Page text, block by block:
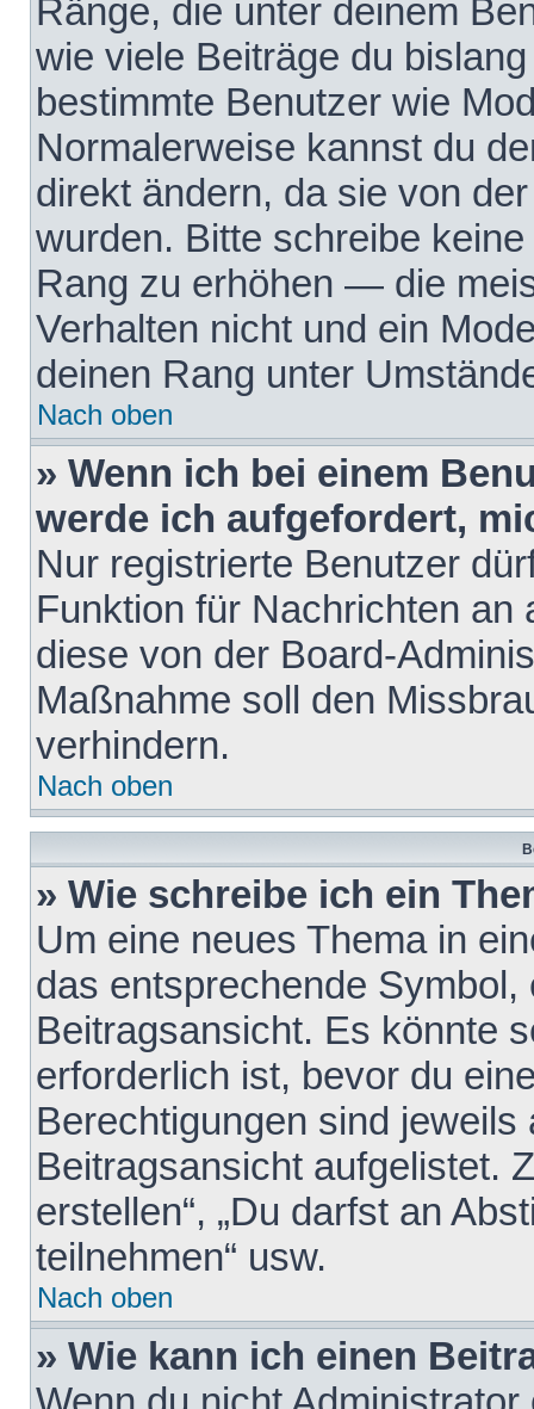
Ränge, die unter deinem
wie viele Beiträge du
bestimmte Benutzer wie
Normalerweise kannst du
direkt ändern, da sie von
wurden. Bitte schreibe
Rang zu erhöhen — die
Verhalten nicht und ein
deinen Rang unter
Nach oben
» Wenn ich bei einem
werde ich aufgefordert,
Nur registrierte Benutzer
Funktion für Nachrichten
diese von der Board-
Maßnahme soll den
verhindern.
Nach oben
» Wie schreibe ich ein
Um eine neues Thema in
das entsprechende
Beitragsansicht. Es könnte
erforderlich ist, bevor du
Berechtigungen sind
Beitragsansicht aufgelistet.
erstellen“, „Du darfst an
teilnehmen“ usw.
Nach oben
» Wie kann ich einen